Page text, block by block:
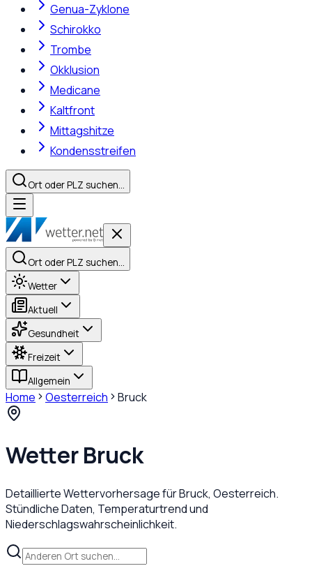
Genua-Zyklone
Schirokko
Trombe
Okklusion
Medicane
Kaltfront
Mittagshitze
Kondensstreifen
Ort oder PLZ suchen…
Ort oder PLZ suchen…
Wetter
Aktuell
Gesundheit
Freizeit
Allgemein
Home Oesterreich Bruck
WetterBruck
Detaillierte Wettervorhersage fürBruck, Oesterreich.
Stündliche Daten, Temperaturtrend und
Niederschlagswahrscheinlichkeit.